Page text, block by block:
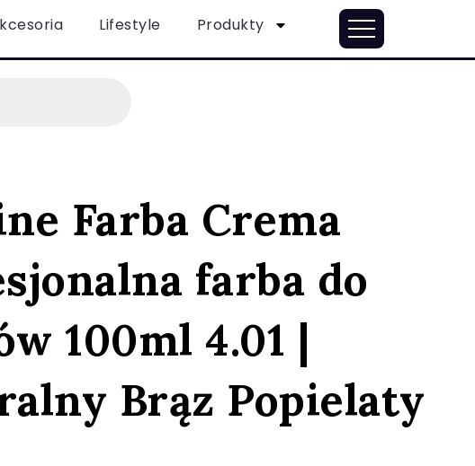
Lifestyle Produkty
Farba Crema
farba do
100ml 4.01 |
Brąz Popielaty